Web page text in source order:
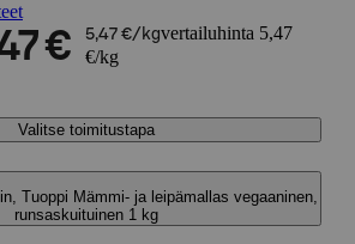
€ 5,47 €/kgvertailuhinta 5,47
€/kg
Valitse toimitustapa
Tuoppi Mämmi- ja leipämallas vegaaninen,
runsaskuituinen 1 kg